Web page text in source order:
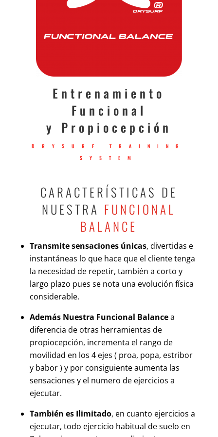
Entrenamiento
Funcional
y Propiocepción
DRYSURF TRAINING
SYSTEM
CARACTERÍSTICAS DE
NUESTRA FUNCIONAL
BALANCE
Transmite sensaciones únicas, divertidas e
instantáneas lo que hace que el cliente tenga
la necesidad de repetir, también a corto y
largo plazo pues se nota una evolución física
considerable.
Además Nuestra Funcional Balancea
diferencia de otras herramientas de
propiocepción, incrementa el rango de
movilidad en los 4 ejes ( proa, popa, estribor
y babor ) y por consiguiente aumenta las
sensaciones y el numero de ejercicios a
ejecutar.
También es Ilimitado, en cuanto ejercicios a
ejecutar, todo ejercicio habitual de suelo en